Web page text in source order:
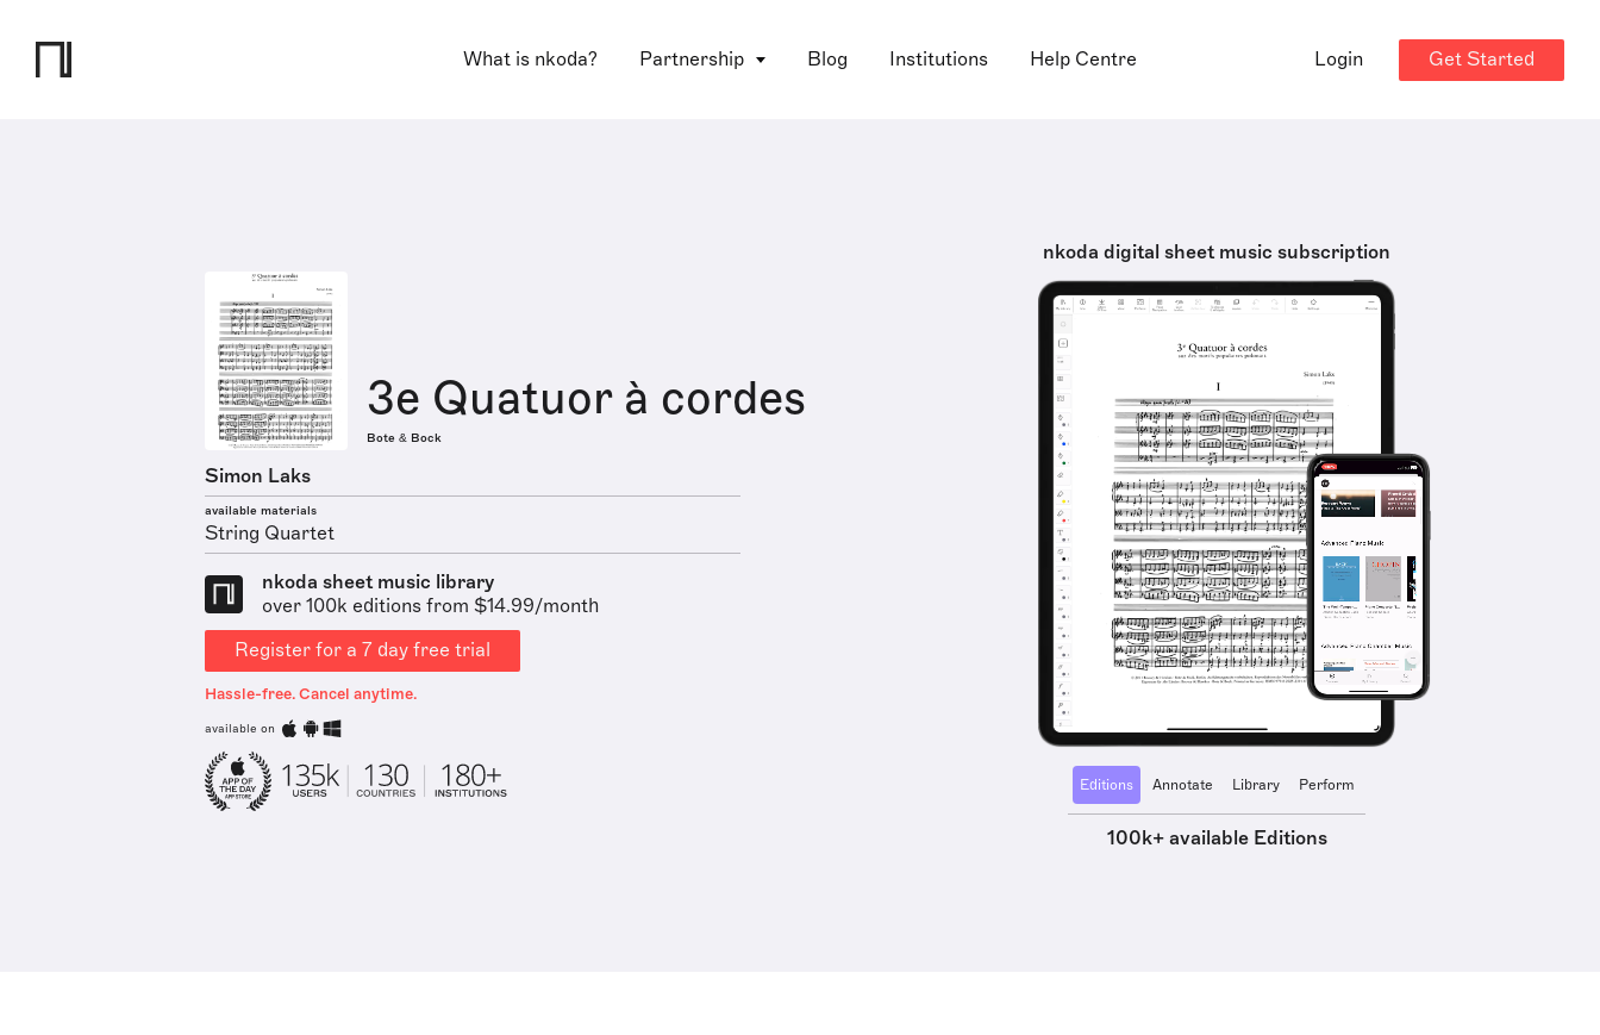
What is nkoda? Partnership Blog Institutions Help Centre Login Get Started
3e Quatuor à cordes
Bote & Bock
Simon Laks
available materials
String Quartet
nkoda sheet music library
over 100k editions from $14.99/month
Register for a 7 day free trial
Hassle-free. Cancel anytime.
available on
nkoda digital sheet music subscription
Editions Annotate Library Perform
100k+ available Editions